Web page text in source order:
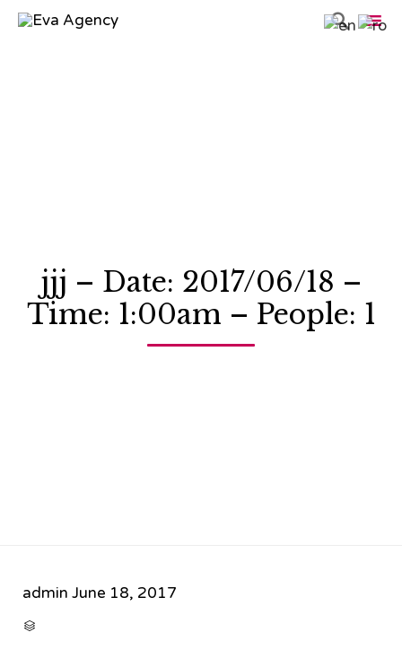

jjj – Date: 2017/06/18 –
Time: 1:00am – People: 1
admin June 18, 2017
